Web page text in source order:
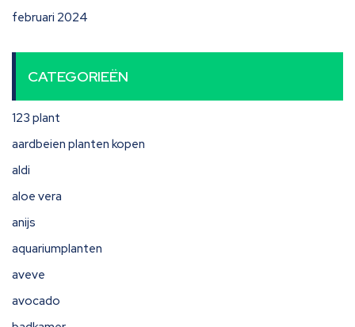
februari 2024
CATEGORIEËN
123 plant
aardbeien planten kopen
aldi
aloe vera
anijs
aquariumplanten
aveve
avocado